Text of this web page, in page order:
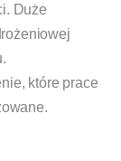
Duże
które prace